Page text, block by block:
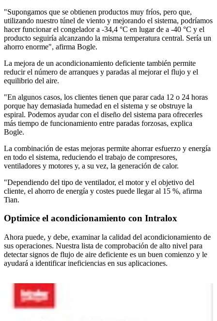
"Supongamos que se obtienen productos muy fríos, pero que,
utilizando nuestro túnel de viento y mejorando el sistema, podríamos
hacer funcionar el congelador a -34,4 °C en lugar de a -40 °C y el
producto seguiría alcanzando la misma temperatura central. Sería un
ahorro enorme", afirma Bogle.
La mejora de un acondicionamiento deficiente también permite
reducir el número de arranques y paradas al mejorar el flujo y el
equilibrio del aire.
"En algunos casos, los clientes tienen que parar cada 12 o 24 horas
porque hay demasiada humedad en el sistema y se obstruye la
espiral. Podemos ayudar con el diseño del sistema para ofrecerles
más tiempo de funcionamiento entre paradas forzosas, explica
Bogle.
La combinación de estas mejoras permite ahorrar esfuerzo y energía
en todo el sistema, reduciendo el trabajo de compresores,
ventiladores y motores y, a su vez, la generación de calor.
"Dependiendo del tipo de ventilador, el motor y el objetivo del
cliente, el ahorro de energía y costes puede llegar al 15 %, afirma
Tian.
Optimice el acondicionamiento con Intralox
Ahora puede, y debe, examinar la calidad del acondicionamiento de
sus operaciones. Nuestra lista de comprobación de alto nivel para
detectar signos de flujo de aire deficiente es un buen comienzo y le
ayudará a identificar ineficiencias en sus aplicaciones.